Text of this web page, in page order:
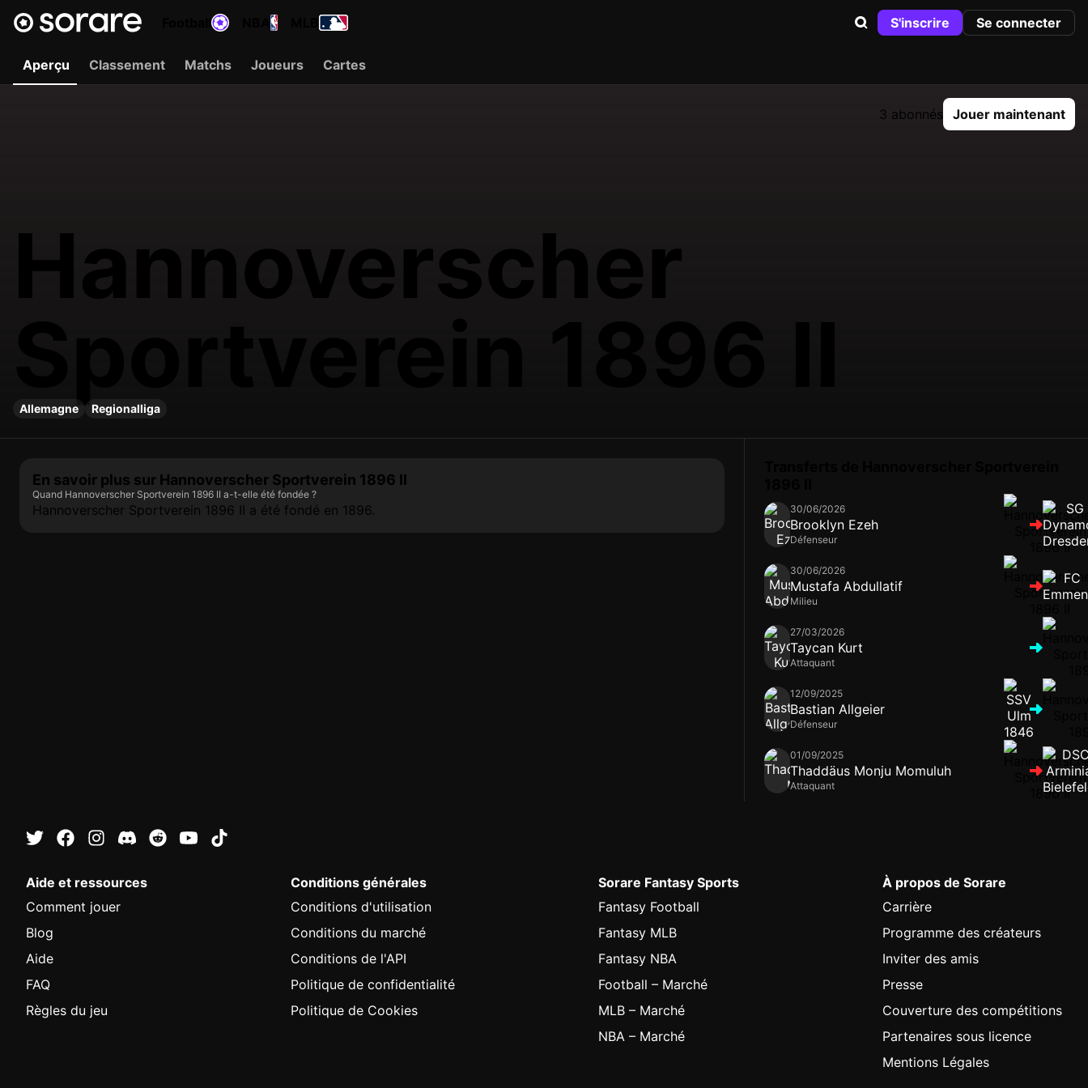
S'inscrire Se connecter
Aperçu Classement Matchs Joueurs Cartes
3 abonnés Jouer maintenant
Hannoverscher
Allemagne Regionalliga
En savoir plus sur Hannoverscher Sportverein 1896 II
Quand Hannoverscher Sportverein 1896 II a-t-elle été fondée ?
Hannoverscher Sportverein 1896 II a été fondé en 1896. 30/06/2026
Brooklyn Ezeh
Défenseur
30/06/2026
Mustafa Abdullatif
Milieu
27/03/2026
Taycan Kurt
Attaquant
12/09/2025
Bastian Allgeier
Défenseur
01/09/2025
Thaddäus Monju Momuluh
Attaquant
Aide et ressources
Comment jouer
Blog
Aide
FAQ
Règles du jeu
Conditions générales
Conditions d'utilisation
Conditions du marché
Conditions de l'API
Politique de confidentialité
Politique de Cookies
Sorare Fantasy Sports
Fantasy Football
Fantasy MLB
Fantasy NBA
Football – Marché
MLB – Marché
NBA – Marché
À propos de Sorare
Carrière
Programme des créateurs
Inviter des amis
Presse
Couverture des compétitions
Partenaires sous licence
Mentions Légales